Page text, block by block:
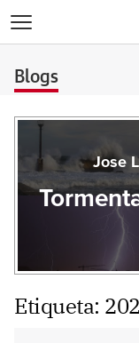
Blogs
Jose
Etiqueta: